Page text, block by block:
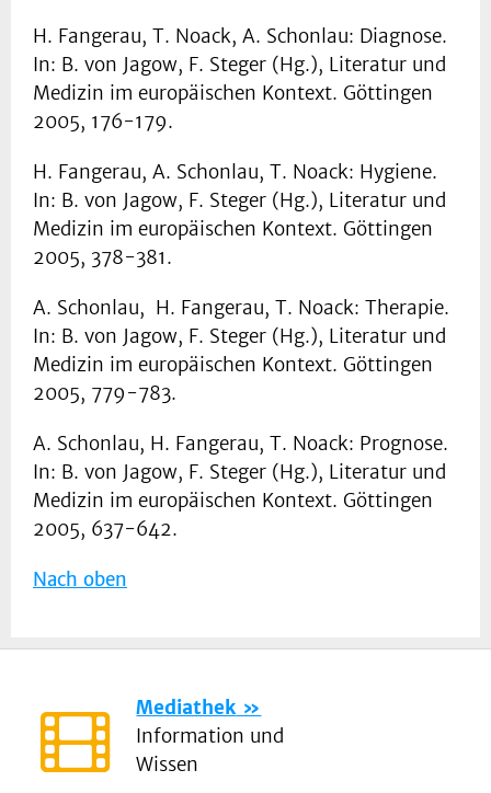
H. Fangerau, T. Noack, A. Schonlau: Diagnose.
In: B. von Jagow, F. Steger (Hg.), Literatur und
Medizin im europäischen Kontext. Göttingen
2005, 176-179.
H. Fangerau, A. Schonlau, T. Noack: Hygiene.
In: B. von Jagow, F. Steger (Hg.), Literatur und
Medizin im europäischen Kontext. Göttingen
2005, 378-381.
A. Schonlau, H. Fangerau, T. Noack: Therapie.
In: B. von Jagow, F. Steger (Hg.), Literatur und
Medizin im europäischen Kontext. Göttingen
2005, 779-783.
A. Schonlau, H. Fangerau, T. Noack: Prognose.
In: B. von Jagow, F. Steger (Hg.), Literatur und
Medizin im europäischen Kontext. Göttingen
2005, 637-642.
Nach oben
Mediathek
Information und
Wissen